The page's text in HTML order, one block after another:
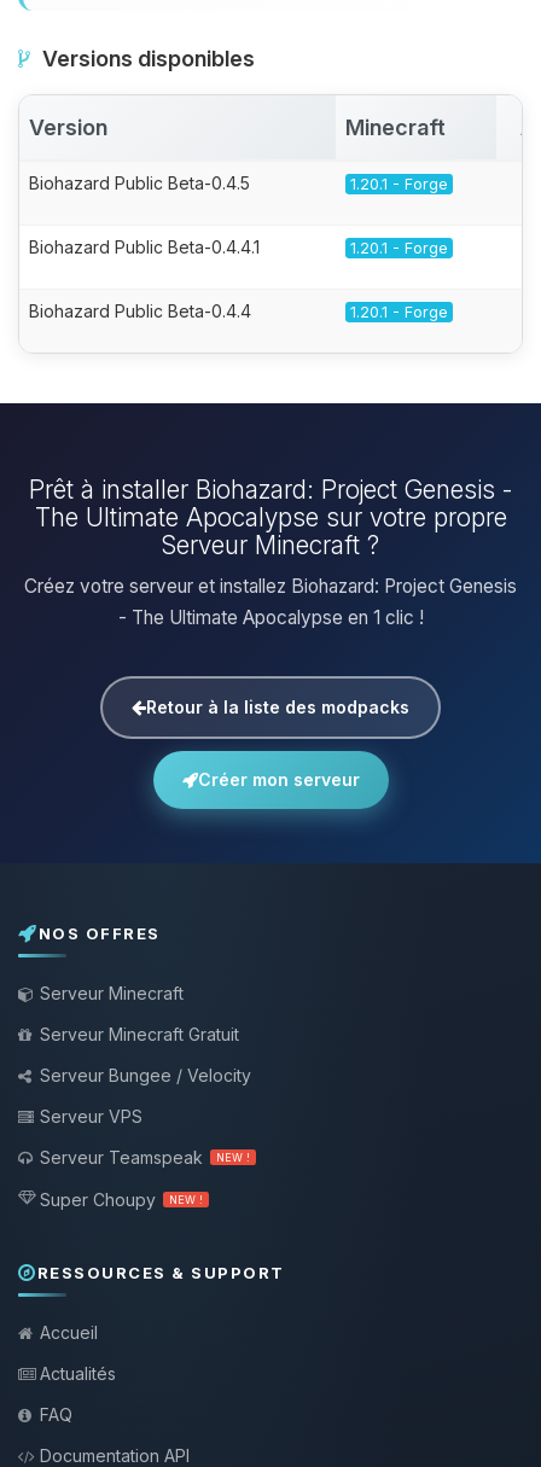
Versions disponibles
Version Minecraft
Biohazard Public Beta-0.4.5 1.20.1 - Forge
Biohazard Public Beta-0.4.4.1 1.20.1 - Forge
Biohazard Public Beta-0.4.4 1.20.1 - Forge
Prêt à installer Biohazard: Project Genesis -
The Ultimate Apocalypse sur votre propre
Serveur Minecraft ?
Créez votre serveur et installez Biohazard: Project Genesis
- The Ultimate Apocalypse en 1 clic !
Retour à la liste des modpacks
Créer mon serveur
NOS OFFRES
Serveur Minecraft
Serveur Minecraft Gratuit
Serveur Bungee / Velocity
Serveur VPS
Serveur Teamspeak
NEW !
Super Choupy NEW !
RESSOURCES & SUPPORT
Accueil
Actualités
FAQ
Documentation API